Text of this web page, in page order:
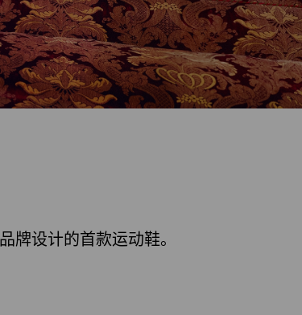
设计的首款运动鞋。